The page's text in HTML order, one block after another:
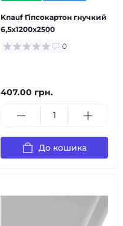
Knauf Гіпсокартон гнучкий
6,5х1200х2500
0
407.00 грн.
До кошика